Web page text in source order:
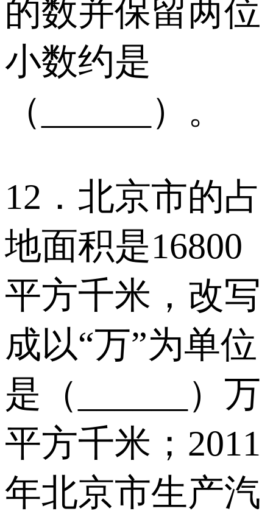
的数并保留两位
小数约是
（______）。
12．北京市的占
地面积是16800
平方千米，改写
成以“万”为单位
是（______）万
平方千米；2011
年北京市生产汽